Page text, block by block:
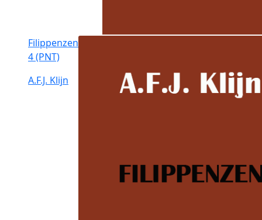
Filippenzen
4 (PNT)
A.F.J. Klijn